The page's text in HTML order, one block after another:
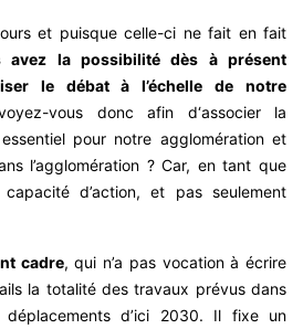
et puisque celle-ci ne fait en fait
avez la possibilité dès à présent
le débat à l’échelle de notre
vous donc afin d‘associer la
pour notre agglomération et
l’agglomération ? Car, en tant que
d’action, et pas seulement
cadre, qui n’a pas vocation à écrire
la totalité des travaux prévus dans
déplacements d’ici 2030. Il fixe un